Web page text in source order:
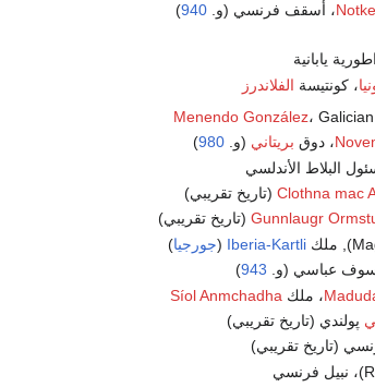
، أسقف فرنسي (و.940
)
يابانية
، كونتيسة الفلاندرز
Menendo González، Galician
، دوق بريتاني (و.980
)
البلاط الأندلسي
Clothna mac (تاريخ تقريبي)
Gunnlaugr (تاريخ تقريبي)
Iberia-Kartli
(جورجيا)
عباسي (و. 943
)
، ملك Síol Anmchadha
پولندي (تاريخ تقريبي)
(تاريخ تقريبي)